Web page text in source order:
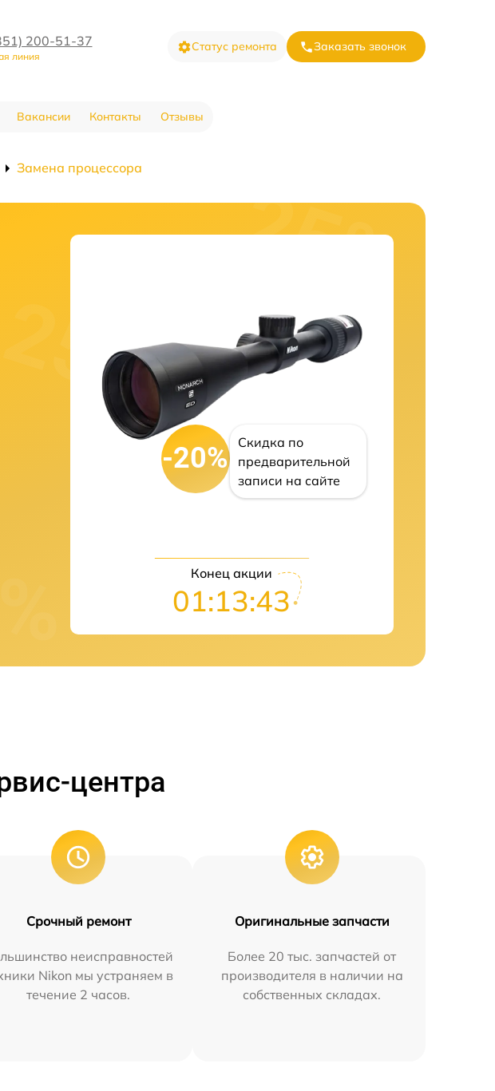
200-51-37
линия
Статус ремонта Заказать звонок
Вакансии Контакты Отзывы
Замена процессора
-20%
Скидка по
предварительной
записи на сайте
Конец акции
01:13:42
центра
Срочный ремонт
неисправностей
Nikon мы устраняем в
течение 2 часов.
Оригинальные запчасти
Более 20 тыс. запчастей от
производителя в наличии на
собственных складах.